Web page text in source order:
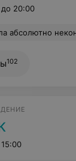
до 20:00
Врач все
102